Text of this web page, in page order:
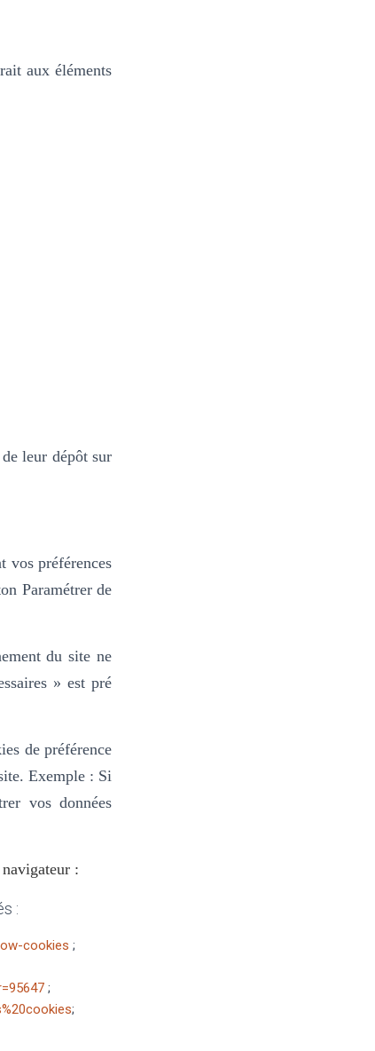
aux éléments
leur dépôt sur
vos préférences
Paramétrer de
du site ne
» est pré
de préférence
Exemple : Si
vos données
:
:
cookies ;
;
;